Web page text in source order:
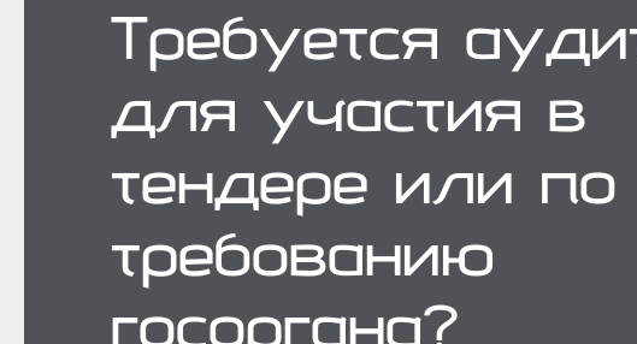
Требуется
для участия в
тендере или по
требованию
госоргана?